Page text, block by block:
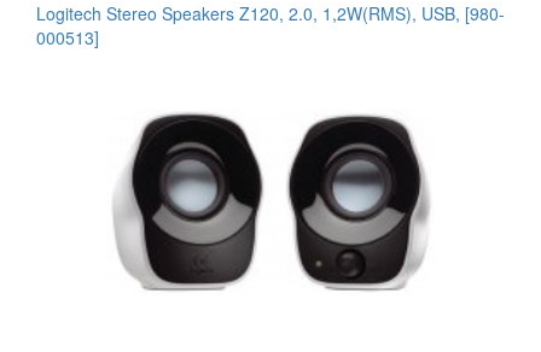
Logitech Stereo Speakers Z120, 2.0, 1,2W(RMS), USB, [980-
000513]